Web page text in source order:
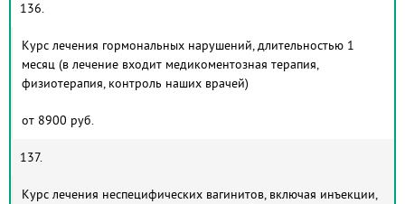
136.
Курс лечения гормональных нарушений, длительностью 1
месяц (в лечение входит медикоментозная терапия,
физиотерапия, контроль наших врачей)
от 8900 руб.
137.
Курс лечения неспецифических вагинитов, включая инъекции,